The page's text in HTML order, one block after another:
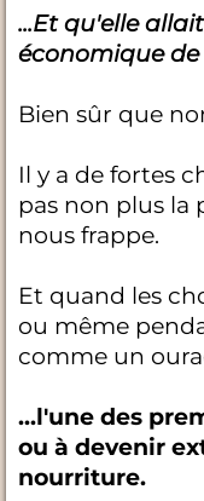
...Et qu'elle
économique de
Bien sûr que
Il y a de fortes
pas non plus la
nous frappe.
Et quand les
ou même
comme un
...l'une des
ou à devenir
nourriture.